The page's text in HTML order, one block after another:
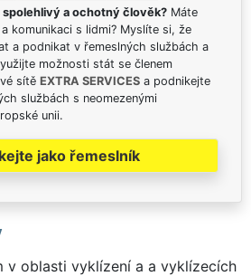
a ochotný člověk? Máte
komunikaci s lidmi? Myslíte si, že
a podnikat v řemeslných službách a
možnosti stát se členem
sítě EXTRA SERVICES a podnikejte
službách s neomezenými
unii.
jako řemeslník
v oblasti vyklízení a a vyklízecích